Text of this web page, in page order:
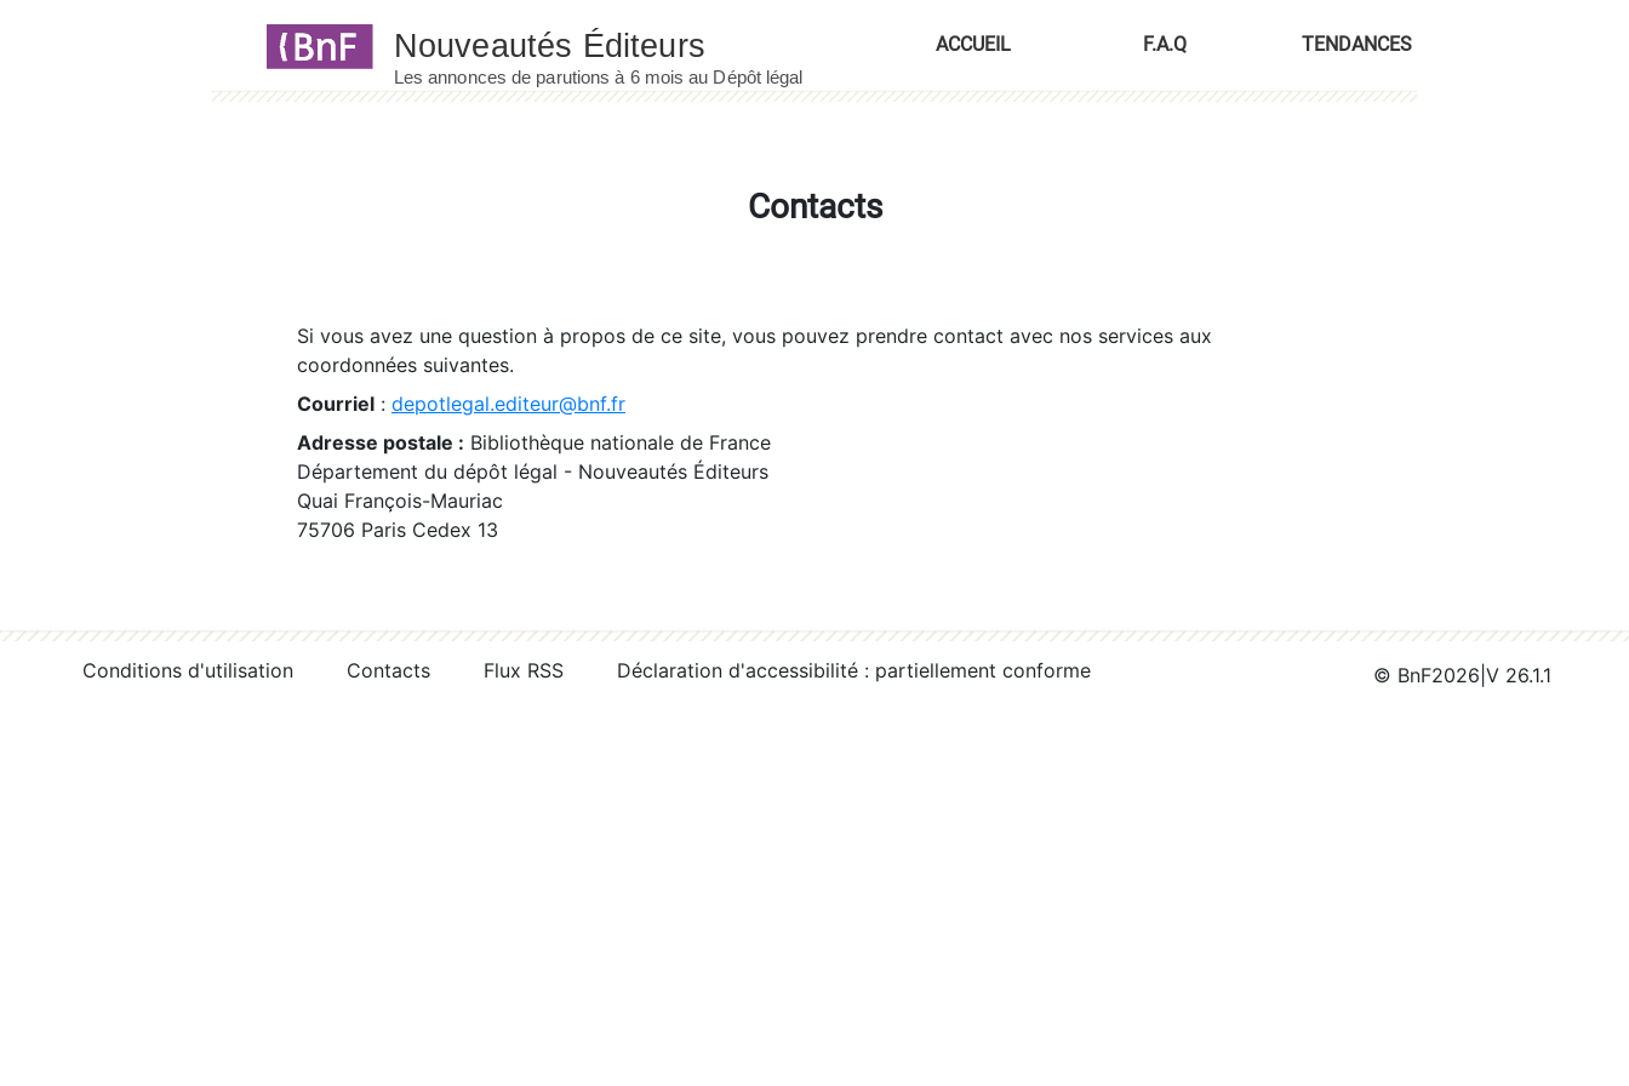
ACCUEIL F.A.Q TENDANCES
Contacts
Si vous avez une question à propos de ce site, vous pouvez prendre contact avec nos services aux
coordonnées suivantes.
Courriel : depotlegal.editeur@bnf.fr
Adresse postale : Bibliothèque nationale de France
Département du dépôt légal - Nouveautés Éditeurs
Quai François-Mauriac
75706 Paris Cedex 13
Conditions d'utilisation Contacts Flux RSS Déclaration d'accessibilité : partiellement conforme © BnF2026 V 26.1.1